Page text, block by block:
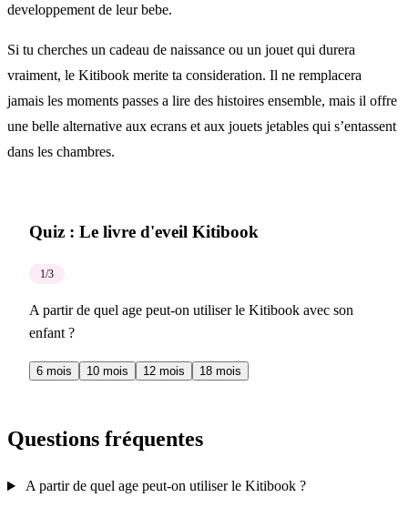
developpement de leur bebe.
Si tu cherches un cadeau de naissance ou un jouet qui durera
vraiment, le Kitibook merite ta consideration. Il ne remplacera
jamais les moments passes a lire des histoires ensemble, mais il offre
une belle alternative aux ecrans et aux jouets jetables qui s’entassent
dans les chambres.
Quiz : Le livre d'eveil Kitibook
1/3
A partir de quel age peut-on utiliser le Kitibook avec son
enfant ?
6 mois 10 mois 12 mois 18 mois
Questions fréquentes
A partir de quel age peut-on utiliser le Kitibook ?